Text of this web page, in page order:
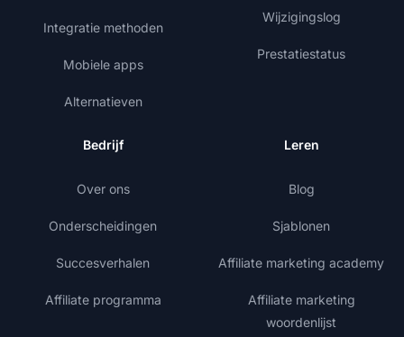
Integratie methoden
Mobiele apps
Alternatieven
Wijzigingslog
Prestatiestatus
Bedrijf
Over ons
Onderscheidingen
Succesverhalen
Affiliate programma
Leren
Blog
Sjablonen
Affiliate marketing academy
Affiliate marketing
woordenlijst